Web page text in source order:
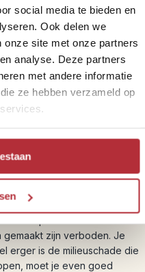
social media te bieden en
Ook delen we
site met onze partners
analyse. Deze partners
met andere informatie
ze hebben verzameld op
zelf ook. Kleurrijke doeken,
met lege handen thuis te
impact op de lokale
kopen. Souvenirs die van
zijn verboden. Je
erger is de milieuschade die
moet je even goed